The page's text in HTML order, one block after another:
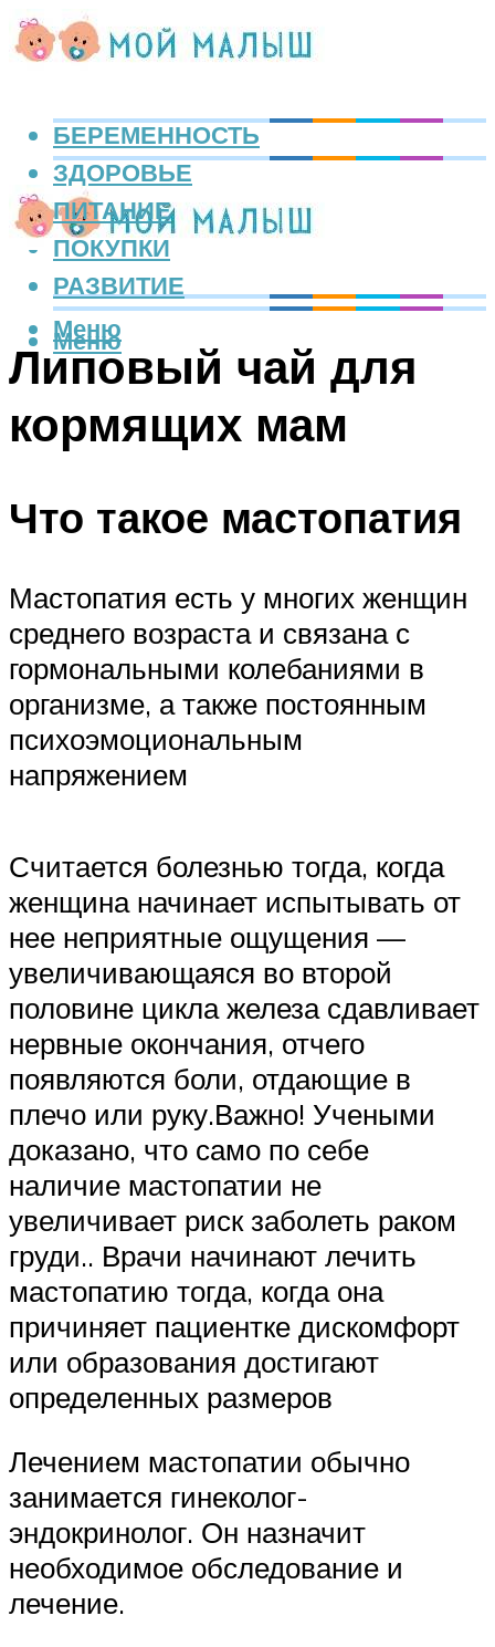
БЕРЕМЕННОСТЬ
ЗДОРОВЬЕ
ПИТАНИЕ
ПОКУПКИ
РАЗВИТИЕ
Меню
Меню
Липовый чай для
кормящих мам
Что такое мастопатия
Мастопатия есть у многих женщин
среднего возраста и связана с
гормональными колебаниями в
организме, а также постоянным
психоэмоциональным
напряжением
Считается болезнью тогда, когда
женщина начинает испытывать от
нее неприятные ощущения —
увеличивающаяся во второй
половине цикла железа сдавливает
нервные окончания, отчего
появляются боли, отдающие в
плечо или руку.Важно! Учеными
доказано, что само по себе
наличие мастопатии не
увеличивает риск заболеть раком
груди.. Врачи начинают лечить
мастопатию тогда, когда она
причиняет пациентке дискомфорт
или образования достигают
определенных размеров
Лечением мастопатии обычно
занимается гинеколог-
эндокринолог. Он назначит
необходимое обследование и
лечение.